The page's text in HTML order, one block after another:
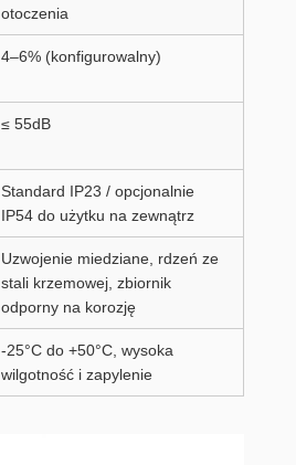
otoczenia
4–6% (konfigurowalny)
≤ 55dB
Standard IP23 / opcjonalnie
IP54 do użytku na zewnątrz
Uzwojenie miedziane, rdzeń ze
stali krzemowej, zbiornik
odporny na korozję
-25°C do +50°C, wysoka
wilgotność i zapylenie